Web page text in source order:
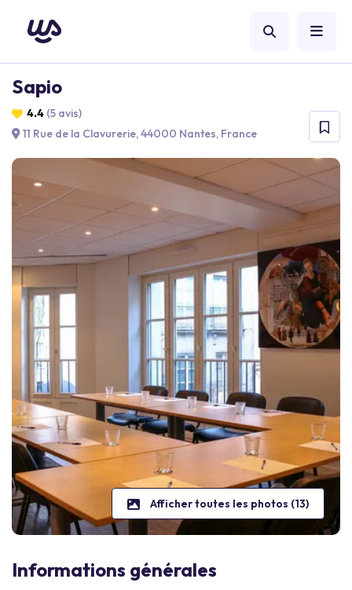
Sapio
4.4 (5 avis)
11 Rue de la Clavurerie, 44000 Nantes, France
Afficher toutes les photos (13)
Informations générales